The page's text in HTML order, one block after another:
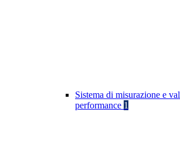
Sistema di misurazione e
performance 1